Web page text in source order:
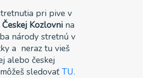
pri pive v
Českej Kozlovni na
národy stretnú v
a neraz tu vieš
alebo českej
sledovaťTU.